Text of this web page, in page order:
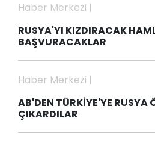
Haber Merkezi |
RUSYA'YI KIZDIRACAK
BAŞVURACAKLAR
Haber Merkezi |
AB'DEN TÜRKİYE'YE RUSYA
ÇIKARDILAR